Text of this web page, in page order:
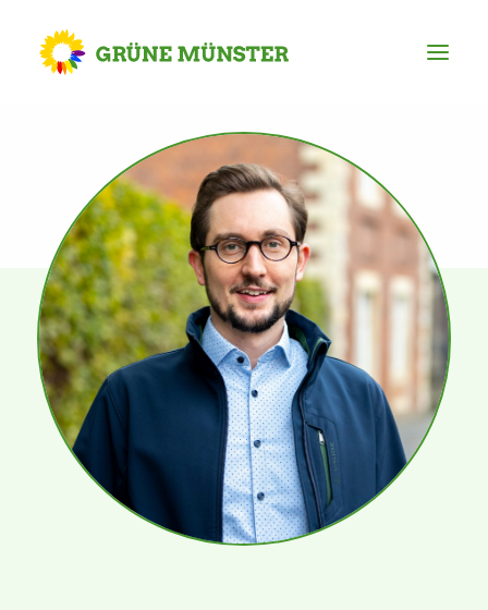
Partei
Kreisvorstand
Kreisgeschäftsstelle
Mitgliederversammlung
Ortsverbände
Kommissionen